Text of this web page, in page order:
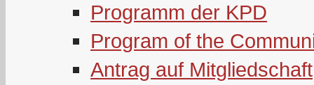
Programm der KPD
Program of the
Antrag auf Mitgliedschaft